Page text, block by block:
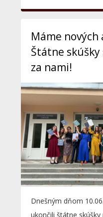
Máme nových
Štátne
za nami!
Dnešným dňom
ukončili štátne